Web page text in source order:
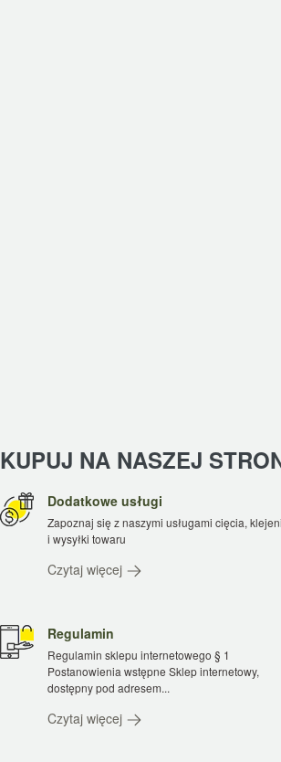
KUPUJ NA NASZEJ
Dodatkowe usługi
Zapoznaj się z naszymi usługami cięcia,
i wysyłki towaru
Czytaj więcej
Regulamin
Regulamin sklepu internetowego § 1
Postanowienia wstępne Sklep internetowy,
dostępny pod adresem...
Czytaj więcej